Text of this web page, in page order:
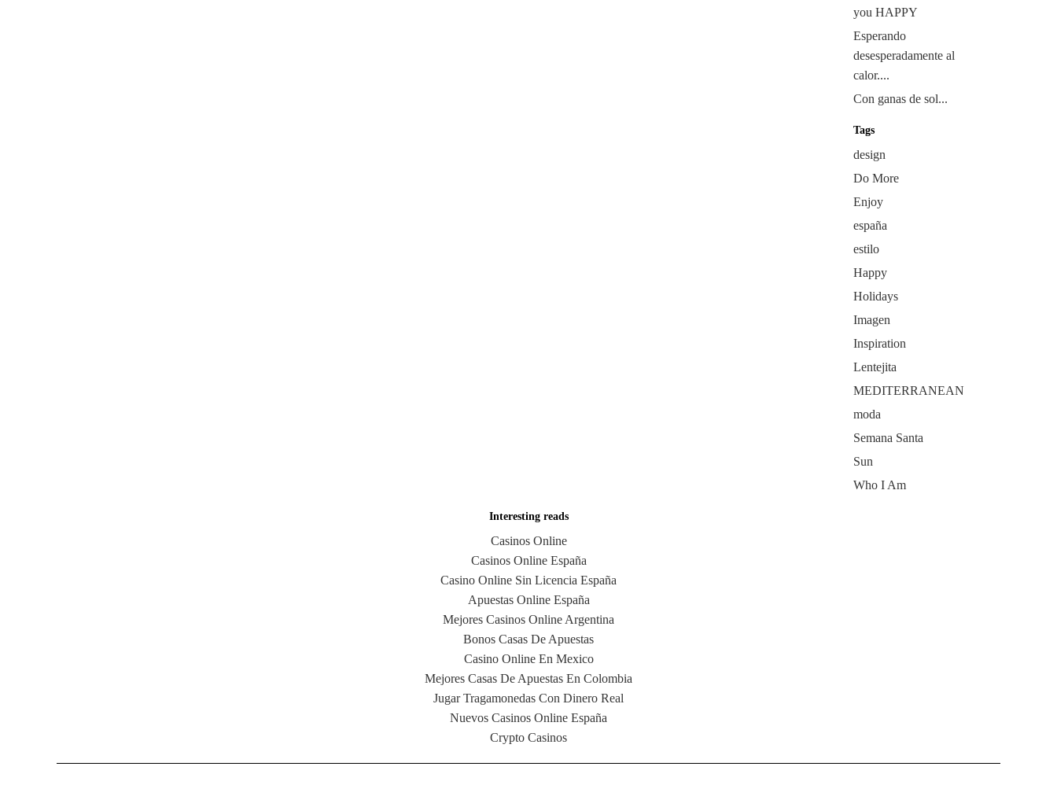
you HAPPY
Esperando
desesperadamente al
calor....
Con ganas de sol...
Tags
design
Do More
Enjoy
españa
estilo
Happy
Holidays
Imagen
Inspiration
Lentejita
MEDITERRANEAN
moda
Semana Santa
Sun
Who I Am
Interesting reads
Casinos Online
Casinos Online España
Casino Online Sin Licencia España
Apuestas Online España
Mejores Casinos Online Argentina
Bonos Casas De Apuestas
Casino Online En Mexico
Mejores Casas De Apuestas En Colombia
Jugar Tragamonedas Con Dinero Real
Nuevos Casinos Online España
Crypto Casinos